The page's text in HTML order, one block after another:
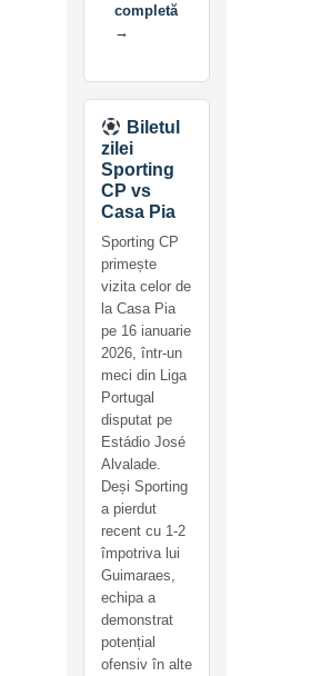
completă
→
Biletul
zilei
Sporting
CP vs
Casa Pia
Sporting CP
primește
vizita celor de
la Casa Pia
pe 16 ianuarie
2026, într-un
meci din Liga
Portugal
disputat pe
Estádio José
Alvalade.
Deși Sporting
a pierdut
recent cu 1-2
împotriva lui
Guimaraes,
echipa a
demonstrat
potențial
ofensiv în alte